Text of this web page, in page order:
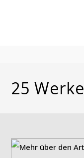
25 Werke